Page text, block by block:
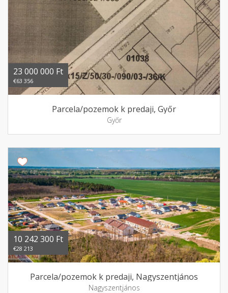
23 000 000 Ft
€63 356
Parcela/pozemok k predaji, Győr
Győr
10 242 300 Ft
€28 213
Parcela/pozemok k predaji, Nagyszentjános
Nagyszentjános